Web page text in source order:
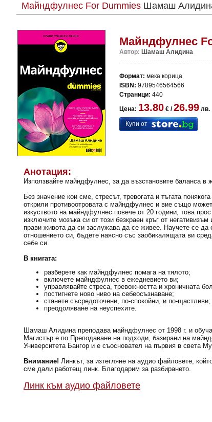
Майндфулнес For Dummies Шамаш
Майндфулнес
Автор: Шамаш Алидина
Формат: мека корица
ISBN: 9789546564566
Страници: 440
Цена: 13.80 € /26.99 лв.
Купи от
Анотация:
Използвайте майндфулнес, за да възстановите баланса в
Без значение кои сме, стресът, тревогата и тъгата
открили противоотровата с майндфулнес и вие също
изкуството на майндфулнес повече от 20 години, това
изключите мозъка си от този безкраен кръг от
прави живота да си заслужава да се живее. Научете се да
отношението си, бъдете наясно със заобикалящата ви
себе си.
В книгата:
разберете как майндфулнес помага на тялото;
включете майндфулнес в ежедневието ви;
управлявайте стреса, тревожността и хроничната
постигнете ново ниво на себеосъзнаване;
станете съсредоточени, по-спокойни, и по-щастливи;
преодоляване на неуспехите.
Шамаш Алидина преподава майндфулнес от 1998 г. и
Магистър е по Преподаване на подходи, базирани на
Университета Бангор и е съосновател на първия в света
Внимание! Линкът, за изтегляне на аудио файловете,
сме дали работещ линк. Благодарим за разбирането.
Линк към аудио файловете